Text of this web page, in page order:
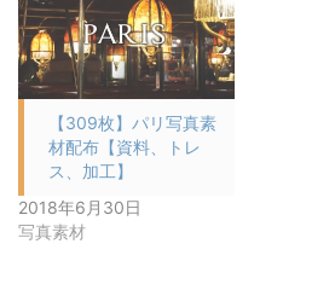
【309枚】パリ写真素
材配布【資料、トレ
ス、加工】
2018年6月30日
写真素材